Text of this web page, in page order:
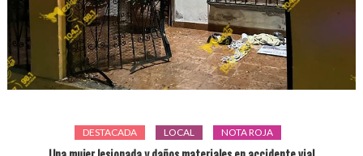
DESTACADA LOCAL NOTA ROJA